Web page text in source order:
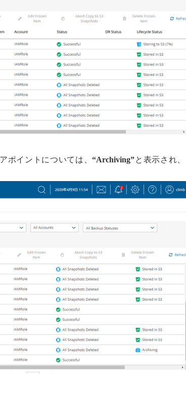
ポイントについては、“Archiving”と表示され、